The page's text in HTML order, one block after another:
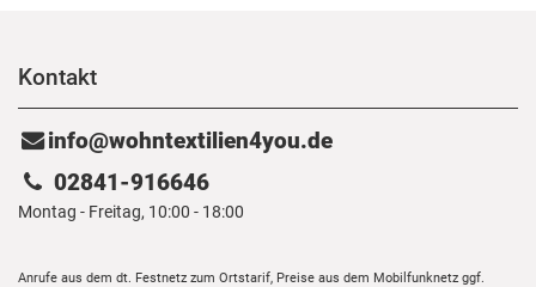
Kontakt
info@wohntextilien4you.de
02841-916646
Montag - Freitag, 10:00 - 18:00
Anrufe aus dem dt. Festnetz zum Ortstarif, Preise aus dem Mobilfunknetz ggf.